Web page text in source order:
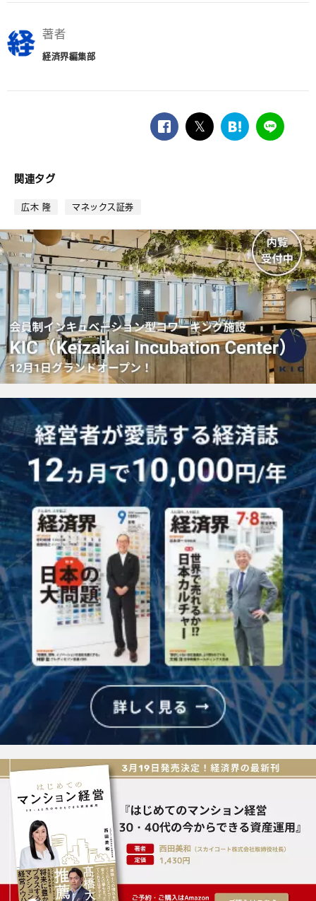
著者
経済界編集部
facebook
twitter
は
ー
ク
LINE
関連タグ
広木 隆 マネックス証券